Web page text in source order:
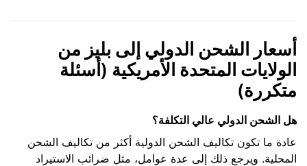
أسعار الشحن الدولي إلى بليز من
الولايات المتحدة الأمريكية (أسئلة
متكررة)
هل الشحن الدولي عالي التكلفة؟
عادة ما تكون تكاليف الشحن الدولية أكثر من تكاليف الشحن
المحلية. ويرجع ذلك إلى عدة عوامل، مثل ضرائب الاستيراد